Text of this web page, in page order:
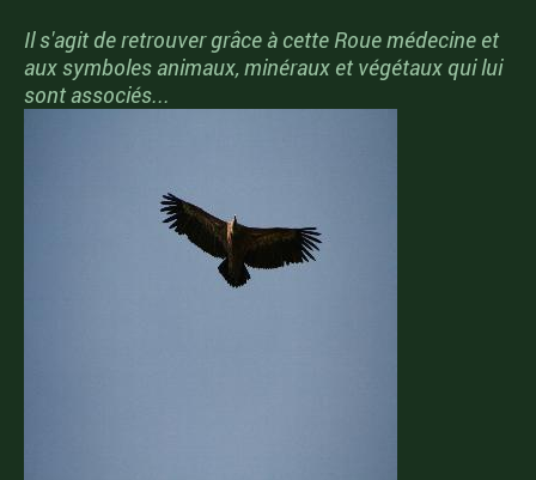
Il s'agit de retrouver grâce à cette Roue médecine et
aux symboles animaux, minéraux et végétaux qui lui
sont associés...